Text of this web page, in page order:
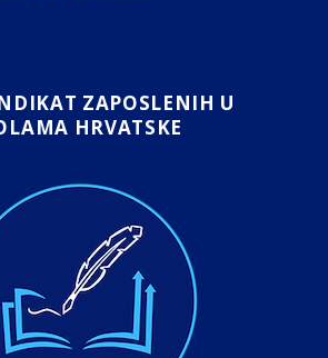
ZAPOSLENIH U
HRVATSKE